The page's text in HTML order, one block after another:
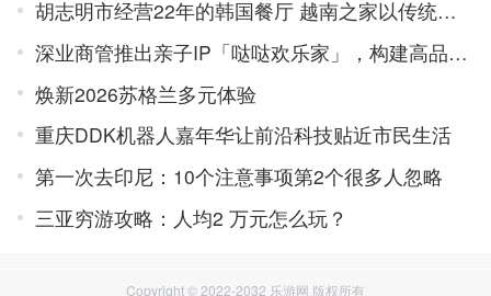
胡志明市经营22年的韩国餐厅 越南之家以传统味道积累口碑
深业商管推出亲子IP「哒哒欢乐家」，构建高品质亲子旅居体系
焕新2026苏格兰多元体验
重庆DDK机器人嘉年华让前沿科技贴近市民生活
第一次去印尼：10个注意事项第2个很多人忽略
三亚穷游攻略：人均2 万元怎么玩？
Copyright © 2022-2032 乐游网 版权所有